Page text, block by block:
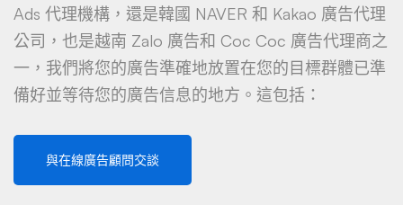
Ads 代理機構，還是韓國 NAVER 和 Kakao 廣告代理
公司，也是越南 Zalo 廣告和 Coc Coc 廣告代理商之
一，我們將您的廣告準確地放置在您的目標群體已準
備好並等待您的廣告信息的地方。這包括：
與在線廣告顧問交談